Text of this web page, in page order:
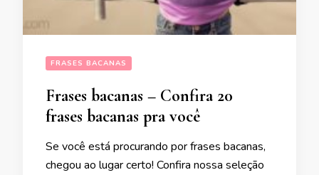
FRASES BACANAS
Frases bacanas – Confira 20
frases bacanas pra você
Se você está procurando por frases bacanas,
chegou ao lugar certo! Confira nossa seleção